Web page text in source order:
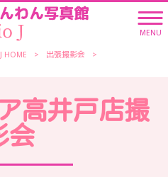
MENU
HOME > 出張撮影会
>
高井戸店撮
会